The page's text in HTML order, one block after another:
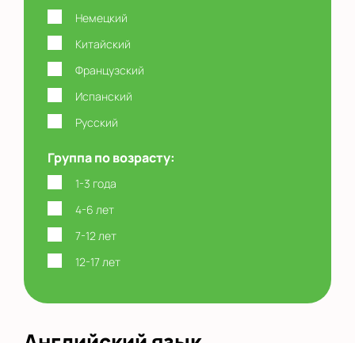
Показать на карте
Немецкий
Китайский
Французский
Испанский
Русский
Группа по возрасту:
1-3 года
4-6 лет
7-12 лет
12-17 лет